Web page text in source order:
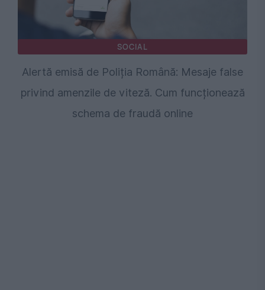
SOCIAL
Alertă emisă de Poliția Română: Mesaje false
privind amenzile de viteză. Cum funcționează
schema de fraudă online